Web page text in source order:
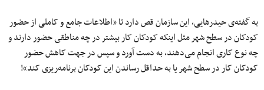
به گفته‌ی حیدرهایی، این سازمان قص دارد تا «اطلاعات جامع و کاملی از حضور
کودکان در سطح شهر مثل اینکه کودکان کار بیشتر در چه مناطقی حضور دارند و
چه نوع کاری انجام می‌دهند، به دست آورد و سپس در جهت کاهش حضور
کودکان کار در سطح شهر یا به حداقل رساندن این کودکان برنامه‌ریزی کند»!